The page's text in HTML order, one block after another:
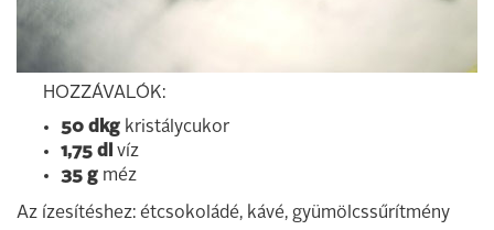
HOZZÁVALÓK:
50 dkg kristálycukor
1,75 dl
víz
35 g méz
Az ízesítéshez: étcsokoládé, kávé, gyümölcssűrítmény